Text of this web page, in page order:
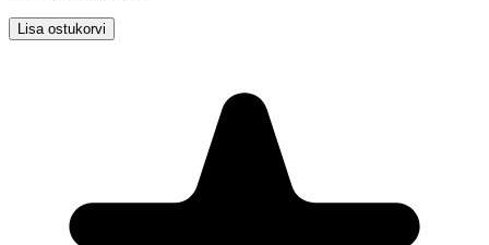
Lisa ostukorvi